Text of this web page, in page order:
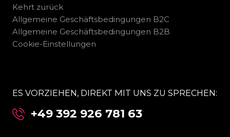
Kehrt zurück
Allgemeine Geschäftsbedingungen B2C
Allgemeine Geschäftsbedingungen B2B
Cookie-Einstellungen
ES VORZIEHEN, DIREKT MIT UNS ZU SPRECHEN:
+49 392 926 781 63